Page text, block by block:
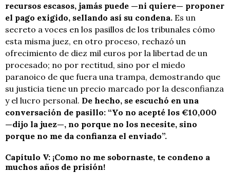
recursos escasos, jamás puede —ni quiere— proponer
el pago exigido, sellando así su condena. Es un
secreto a voces en los pasillos de los tribunales cómo
esta misma juez, en otro proceso, rechazó un
ofrecimiento de diez mil euros por la libertad de un
procesado; no por rectitud, sino por el miedo
paranoico de que fuera una trampa, demostrando que
su justicia tiene un precio marcado por la desconfianza
y el lucro personal. De hecho, se escuchó en una
conversación de pasillo: “Yo no acepté los €10,000
—dijo la juez—, no porque no los necesite, sino
porque no me da confianza el enviado”.
Capítulo V: ¡Como no me sobornaste, te condeno a
muchos años de prisión!